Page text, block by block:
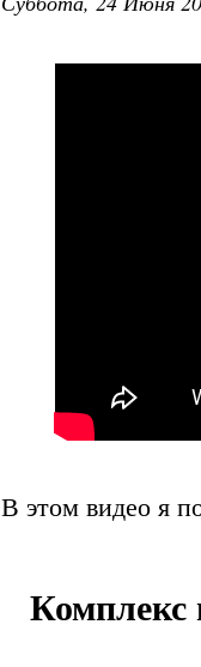
В этом видео я
Комплекс